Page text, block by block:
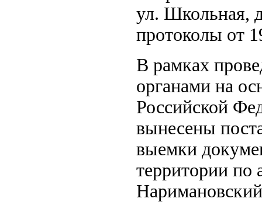
ул. Школьная,
протоколы от
В рамках
органами на
Российской
вынесены
выемки
территории по